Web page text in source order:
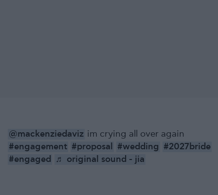
@mackenziedaviz im crying all over again
#engagement #proposal #wedding #2027bride
#engaged ♬ original sound - jia